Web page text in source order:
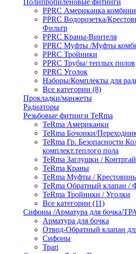
Полипропиленовые фитинги
PPRC Американка
PPRC Водорозетка/
Фильтр
PPRC Краны-Винтеля
PPRC Муфты /Муфты
PPRC Тройники
PPRC Трубы/ теплых полов
PPRC Уголок
Наборы/Комплекты для
Все категории (8)
Прокладки/манжеты
Радиаторы
Резьбовые фитинги TeRma
TeRma Американки
TeRma Бочонки/
TeRma Гр. Безопасности
комплект.теплого пола
TeRma Заглушки /
TeRma Краны
TeRma Муфты /
TeRma Обратный клапан /
TeRma Тройники / Уголки
Все категории (11)
Сифоны /Арматура для бочка/
Арматура для бочка
Отвод-Обратный клапан
Сифоны
Трап